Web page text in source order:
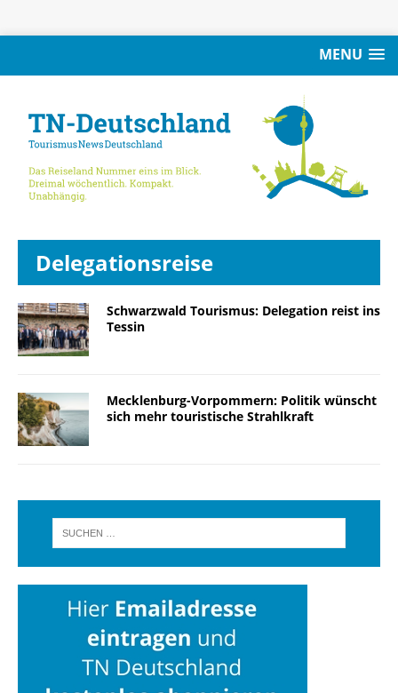
MENU
Delegationsreise
Schwarzwald Tourismus: Delegation reist ins
Tessin
Mecklenburg-Vorpommern: Politik wünscht
sich mehr touristische Strahlkraft